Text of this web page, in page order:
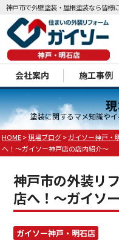
神戸市で外壁塗装・屋根塗装なら皆様
会社案内 施工事例
塗装に関するマメ知識や
HOME>現場ブログ>ガイソー神戸・
へ！～ガイソー神戸店の店内紹介～
神戸市の外装リ
店へ！～ガイソ
ガイソー神戸・明石店